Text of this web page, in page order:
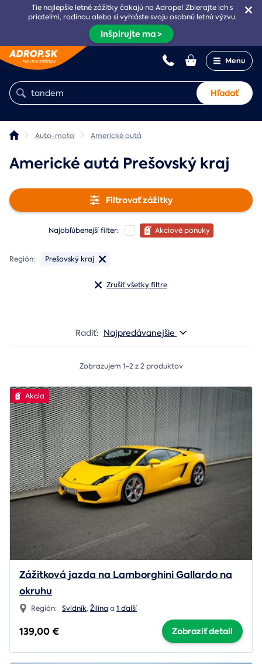
Tie najlepšie letné zážitky čakajú na Adrope! Zbierajte ich s
priateľmi, rodinou alebo si vyhláste svoju osobnú letnú výzvu.
Inšpirujte ma >
Menu
Hľadať
Auto-moto Americké autá
Americké autá Prešovský kraj
Filtrovať zážitky
Najobľúbenejší filter: Akciové ponuky
Región: Prešovský kraj
Zrušiť všetky filtre
Radiť: Najpredávanejšie
Zobrazujem 1-2 z 2 produktov
Akcia
Zážitková jazda na Lamborghini Gallardo na
okruhu
Región: Svidník,Žilina a 1 ďalší
139,00 € Zobraziť detail